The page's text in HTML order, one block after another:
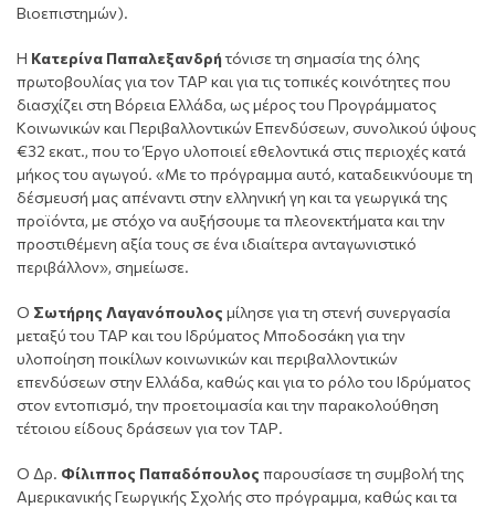
Βιοεπιστημών).
Η Κατερίνα Παπαλεξανδρήτόνισε τη σημασία της όλης
πρωτοβουλίας για τον ΤΑΡ και για τις τοπικές κοινότητες που
διασχίζει στη Βόρεια Ελλάδα, ως μέρος του Προγράμματος
Κοινωνικών και Περιβαλλοντικών Επενδύσεων, συνολικού ύψους
€32 εκατ., που το Έργο υλοποιεί εθελοντικά στις περιοχές κατά
μήκος του αγωγού. «Με το πρόγραμμα αυτό, καταδεικνύουμε τη
δέσμευσή μας απέναντι στην ελληνική γη και τα γεωργικά της
προϊόντα, με στόχο να αυξήσουμε τα πλεονεκτήματα και την
προστιθέμενη αξία τους σε ένα ιδιαίτερα ανταγωνιστικό
περιβάλλον», σημείωσε.
Ο Σωτήρης Λαγανόπουλος μίλησε για τη στενή συνεργασία
μεταξύ του ΤΑΡ και του Ιδρύματος Μποδοσάκη για την
υλοποίηση ποικίλων κοινωνικών και περιβαλλοντικών
επενδύσεων στην Ελλάδα, καθώς και για το ρόλο του Ιδρύματος
στον εντοπισμό, την προετοιμασία και την παρακολούθηση
τέτοιου είδους δράσεων για τον ΤΑΡ.
Ο Δρ. Φίλιππος Παπαδόπουλος παρουσίασε τη συμβολή της
Αμερικανικής Γεωργικής Σχολής στο πρόγραμμα, καθώς και τα